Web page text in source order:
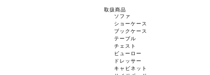
取扱商品
ソファ
ショーケース
ブックケース
テーブル
チェスト
ビューロー
ドレッサー
キャビネット